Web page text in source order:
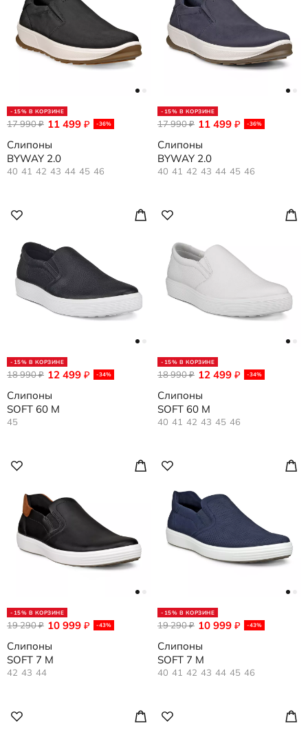
-15% В КОРЗИНЕ
11 499 ₽ -36%
17 990₽
Слипоны
BYWAY 2.0
40 41 42 43 44 45 46
-15% В КОРЗИНЕ
11 499 ₽ -36%
17 990₽
Слипоны
BYWAY 2.0
40 41 42 43 44 45 46
-15% В КОРЗИНЕ
12 499 ₽ -34%
18 990₽
Слипоны
SOFT 60 M
45
-15% В КОРЗИНЕ
12 499 ₽ -34%
18 990₽
Слипоны
SOFT 60 M
40 41 42 43 45 46
-15% В КОРЗИНЕ
10 999 ₽ -43%
19 290₽
Слипоны
SOFT 7 M
42 43 44
-15% В КОРЗИНЕ
10 999 ₽ -43%
19 290₽
Слипоны
SOFT 7 M
40 41 42 43 44 45 46